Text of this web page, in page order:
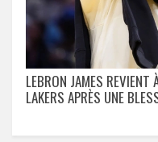
LEBRON JAMES REVIENT
LAKERS APRÈS UNE